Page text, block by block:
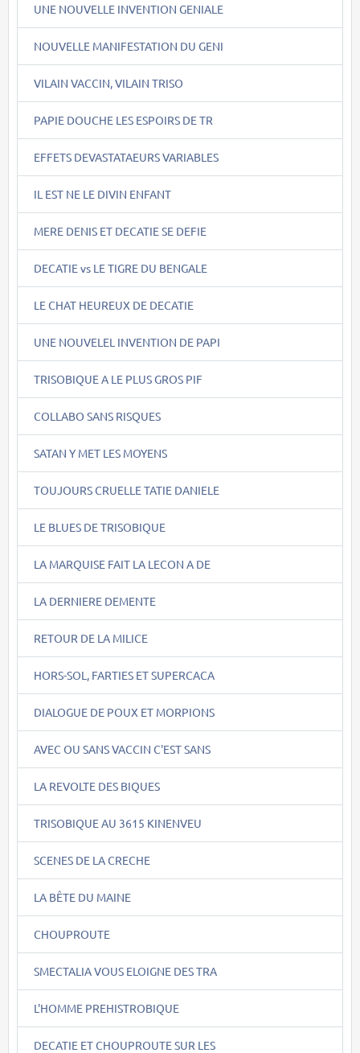
UNE NOUVELLE INVENTION GENIALE
NOUVELLE MANIFESTATION DU GENI
VILAIN VACCIN, VILAIN TRISO
PAPIE DOUCHE LES ESPOIRS DE TR
EFFETS DEVASTATAEURS VARIABLES
IL EST NE LE DIVIN ENFANT
MERE DENIS ET DECATIE SE DEFIE
DECATIE vs LE TIGRE DU BENGALE
LE CHAT HEUREUX DE DECATIE
UNE NOUVELEL INVENTION DE PAPI
TRISOBIQUE A LE PLUS GROS PIF
COLLABO SANS RISQUES
SATAN Y MET LES MOYENS
TOUJOURS CRUELLE TATIE DANIELE
LE BLUES DE TRISOBIQUE
LA MARQUISE FAIT LA LECON A DE
LA DERNIERE DEMENTE
RETOUR DE LA MILICE
HORS-SOL, FARTIES ET SUPERCACA
DIALOGUE DE POUX ET MORPIONS
AVEC OU SANS VACCIN C'EST SANS
LA REVOLTE DES BIQUES
TRISOBIQUE AU 3615 KINENVEU
SCENES DE LA CRECHE
LA BÊTE DU MAINE
CHOUPROUTE
SMECTALIA VOUS ELOIGNE DES TRA
L'HOMME PREHISTROBIQUE
DECATIE ET CHOUPROUTE SUR LES